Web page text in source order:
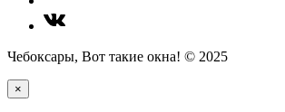
Чебоксары, Вот такие окна! © 2025
×